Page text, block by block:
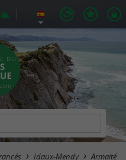
Idaux-Mendy Armaité